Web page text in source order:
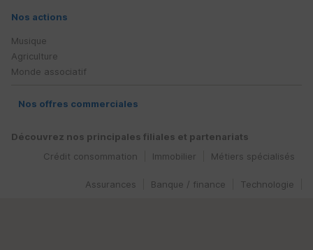
Nos actions
Musique
Agriculture
Monde associatif
Nos offres commerciales
Découvrez nos principales filiales et partenariats
Métiers spécialisés
Immobilier
Crédit consommation
Technologie
Banque / finance
Assurances